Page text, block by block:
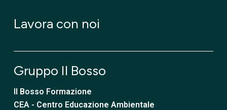
Lavora con noi
Gruppo Il Bosso
Il Bosso Formazione
CEA - Centro Educazione Ambientale